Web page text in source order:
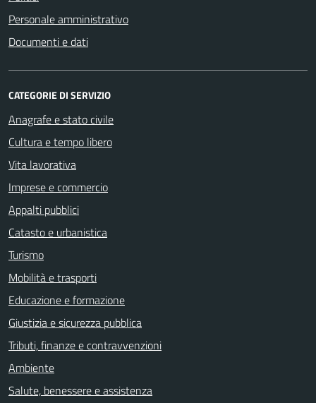
Personale amministrativo
Documenti e dati
CATEGORIE DI SERVIZIO
Anagrafe e stato civile
Cultura e tempo libero
Vita lavorativa
Imprese e commercio
Appalti pubblici
Catasto e urbanistica
Turismo
Mobilità e trasporti
Educazione e formazione
Giustizia e sicurezza pubblica
Tributi, finanze e contravvenzioni
Ambiente
Salute, benessere e assistenza